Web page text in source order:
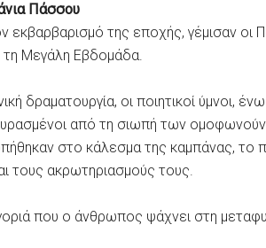
Πάσσου
εκβαρβαρισμό της εποχής, γέμισαν οι
τη Μεγάλη Εβδομάδα.
δραματουργία, οι ποιητικοί ύμνοι,
από τη σιωπή των
στο κάλεσμα της καμπάνας, το
τους ακρωτηριασμούς τους.
που ο άνθρωπος ψάχνει στη